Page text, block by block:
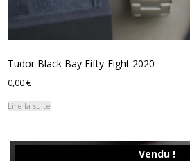
Tudor Black Bay Fifty-Eight 2020
0,00€
Lire la suite
Vendu !